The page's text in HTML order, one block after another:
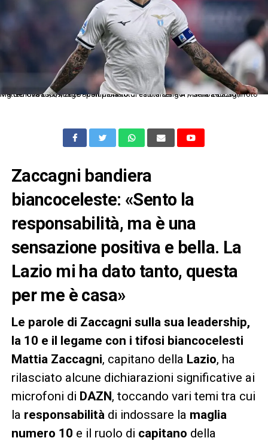
Mg Genova 29/09/2025 - campionato di calcio serie A / Genoa-Lazio / foto Matteo Gribaudi/Image Sport nella foto: esultanza gol Mattia Zaccagni
Zaccagni bandiera
biancoceleste: «Sento la
responsabilità, ma è una
sensazione positiva e bella. La
Lazio mi ha dato tanto, questa
per me è casa»
Le parole di Zaccagni sulla sua leadership,
la 10 e il legame con i tifosi biancocelesti
Mattia Zaccagni, capitano della Lazio, ha
rilasciato alcune dichiarazioni significative ai
microfoni di DAZN, toccando vari temi tra cui
la responsabilitàdi indossare la maglia
numero 10 e il ruolo di capitano della